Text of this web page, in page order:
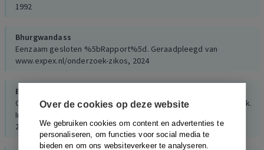
Over de cookies op deze website
We gebruiken cookies om content en advertenties te
personaliseren, om functies voor social media te
bieden en om ons websiteverkeer te analyseren.
1992
Bhurgwandass
Eenzaam gesloten %5bRapport%5d. Geraadpleegd van
www.expex.nl/onderzoek-zikos, 2024
Bokhorst
Omgevingsgericht toezicht op de semipublieke bestuurspraktijk.
In Inspectieraad (Red.), Reflecties op de staat van toezicht (pp,
2019